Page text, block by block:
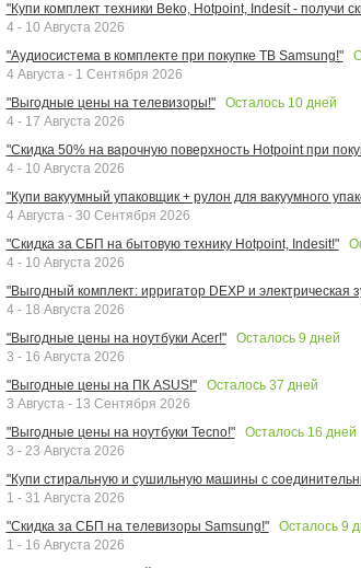
"Купи комплект техники Beko, Hotpoint, Indesit - получи
4 - 10 Августа 2026
"Аудиосистема в комплекте при покупке ТВ Samsung!"
4 Августа - 1 Сентября 2026
"Выгодные цены на телевизоры!"
Осталось 10дней
4 - 17 Августа 2026
"Скидка 50% на варочную поверхность Hotpoint при
4 - 10 Августа 2026
"Купи вакуумный упаковщик + рулон для вакуумного
4 Августа - 30 Сентября 2026
"Скидка за СБП на бытовую технику Hotpoint, Indesit!"
4 - 10 Августа 2026
"Выгодный комплект: ирригатор DEXP и электрическая
4 - 18 Августа 2026
"Выгодные цены на ноутбуки Acer!"
Осталось 9 дней
3 - 16 Августа 2026
"Выгодные цены на ПК ASUS!"
Осталось 37 дней
3 Августа - 13 Сентября 2026
"Выгодные цены на ноутбуки Tecno!"
Осталось 16 дней
3 - 23 Августа 2026
"Купи стиральную и сушильную машины с
1 - 31 Августа 2026
"Скидка за СБП на телевизоры Samsung!"
Осталось 9
1 - 16 Августа 2026